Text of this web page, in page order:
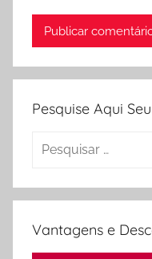
Pesquise Aqui
Pesquisar
Vantagens e